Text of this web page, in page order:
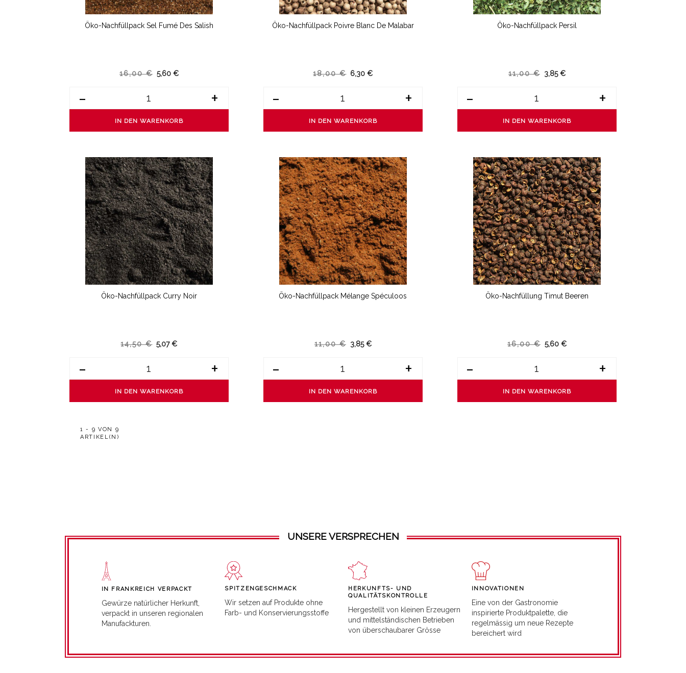
Öko-Nachfüllpack Sel Fumé Des Salish
16,00 € 5,60 €
- +
IN DEN WARENKORB
Öko-Nachfüllpack Poivre Blanc De Malabar
18,00 € 6,30 €
- +
IN DEN WARENKORB
Öko-Nachfüllpack Persil
11,00 € 3,85 €
- +
IN DEN WARENKORB
Öko-Nachfüllpack Curry Noir
14,50 € 5,07 €
- +
IN DEN WARENKORB
Öko-Nachfüllpack Mélange Spéculoos
11,00 € 3,85 €
- +
IN DEN WARENKORB
Öko-Nachfüllung Timut Beeren
16,00 € 5,60 €
- +
IN DEN WARENKORB
1 - 9 VON 9
ARTIKEL(N)
UNSERE VERSPRECHEN
IN FRANKREICH VERPACKT
Gewürze natürlicher Herkunft,
verpackt in unseren regionalen
Manufackturen.
SPITZENGESCHMACK
Wir setzen auf Produkte ohne
Farb- und Konservierungsstoffe
HERKUNFTS- UND
QUALITÄTSKONTROLLE
Hergestellt von kleinen Erzeugern
und mittelständischen Betrieben
von überschaubarer Grösse
INNOVATIONEN
Eine von der Gastronomie
inspirierte Produktpalette, die
regelmässig um neue Rezepte
bereichert wird